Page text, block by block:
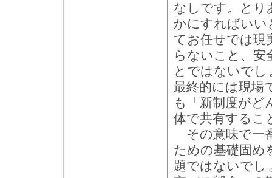
なしです。とり
かにすればいい
てお任せでは現
らないこと、
とではないで
最終的には現場
も「新制度がど
体で共有するこ
その意味で一
ための基礎固め
題ではないでし